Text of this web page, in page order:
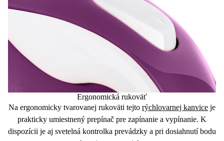
Ergonomická rukoväť
Na ergonomicky tvarovanej rukoväti tejto rýchlovarnej kanvice je
prakticky umiestnený prepínač pre zapínanie a vypínanie. K
dispozícii je aj svetelná kontrolka prevádzky a pri dosiahnutí bodu